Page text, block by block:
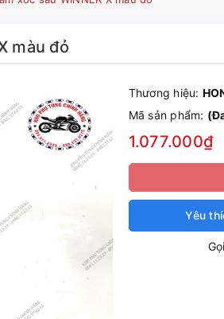
màu đỏ
Thương hiệu:
Mã sản phẩm:
1.077.000₫
Yêu
Gọi